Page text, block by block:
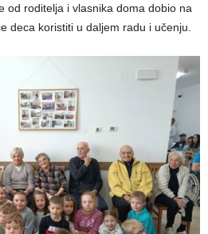
od roditelja i vlasnika doma dobio na
deca koristiti u daljem radu i učenju.